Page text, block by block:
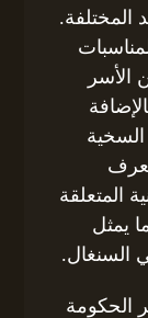
المختلفة.
الأسر
السخية
المتعلقة
يمثل
السنغال.
الحكومة